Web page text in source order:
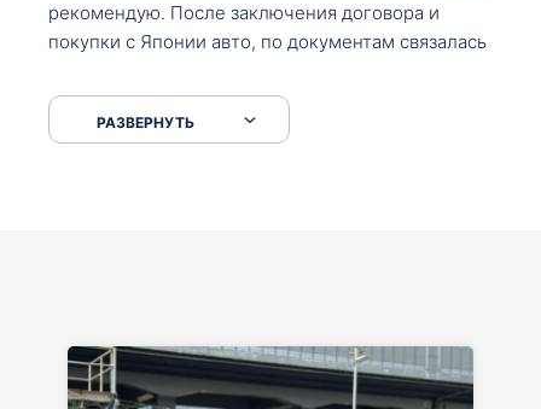
рекомендую. После заключения договора и
покупки с Японии авто, по документам связалась
что заполнить, куда зайти, образцы и т.д. После
приехал за авто. Меня тепло встретили Сергей с
РАЗВЕРНУТЬ